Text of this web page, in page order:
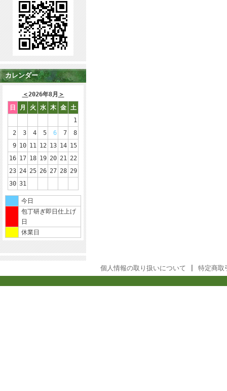
カレンダー
＜2026年8月 ＞
日
月 火 水 木 金
土
1
2
3 4 5 6 7
8
9 10 11 12 13 14 15
16 17 18 19 20 21 22
23 24 25 26 27 28 29
30 31
今日
包丁研ぎ即日仕上げ
日
休業日
個人情報の取り扱いについて 特定商取